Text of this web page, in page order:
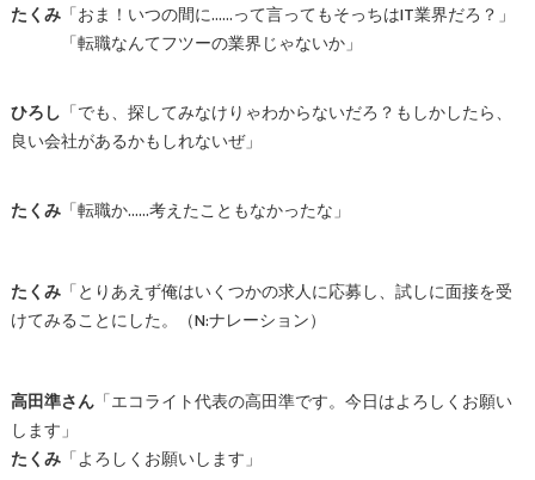
たくみ「おま！いつの間に……って言ってもそっちはIT業界だろ？」
「転職なんてフツーの業界じゃないか」
ひろし 「でも、探してみなけりゃわからないだろ？もしかしたら、
良い会社があるかもしれないぜ」
たくみ「転職か……考えたこともなかったな」
たくみ「とりあえず俺はいくつかの求人に応募し、試しに面接を受
けてみることにした。（N:ナレーション）
高田準さん「エコライト代表の高田準です。今日はよろしくお願い
します」
たくみ「よろしくお願いします」